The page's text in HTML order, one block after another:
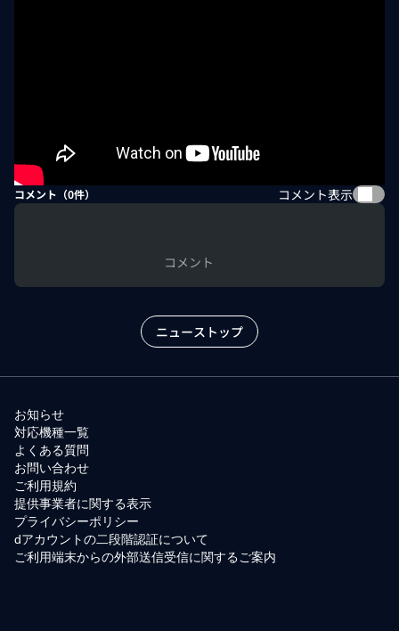
コメント（0件） コメント表示
コメント
ニューストップ
お知らせ
対応機種一覧
よくある質問
お問い合わせ
ご利用規約
提供事業者に関する表示
プライバシーポリシー
dアカウントの二段階認証について
ご利用端末からの外部送信受信に関するご案内